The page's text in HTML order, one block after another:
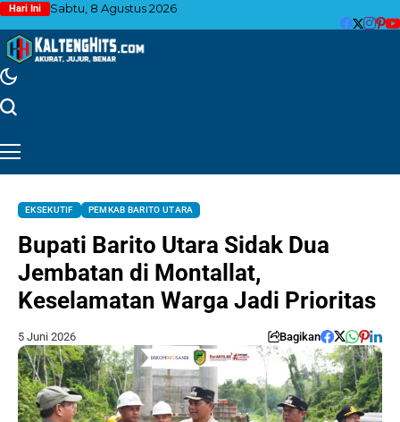
Hari Ini Sabtu, 8 Agustus 2026
EKSEKUTIF PEMKAB BARITO UTARA
Bupati Barito Utara Sidak Dua
Jembatan di Montallat,
Keselamatan Warga Jadi Prioritas
5 Juni 2026 Bagikan